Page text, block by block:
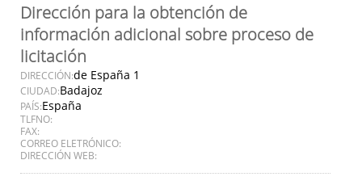
Dirección para la obtención de
información adicional sobre proceso de
licitación
DIRECCIÓN:de España 1
CIUDAD:Badajoz
PAÍS:España
TLFNO:
FAX:
CORREO ELETRÓNICO:
DIRECCIÓN WEB: